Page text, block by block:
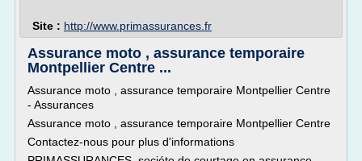
Site : http://www.primassurances.fr
Assurance moto , assurance temporaire
Montpellier Centre ...
Assurance moto , assurance temporaire Montpellier Centre
- Assurances
Assurance moto , assurance temporaire Montpellier Centre
Contactez-nous pour plus d'informations